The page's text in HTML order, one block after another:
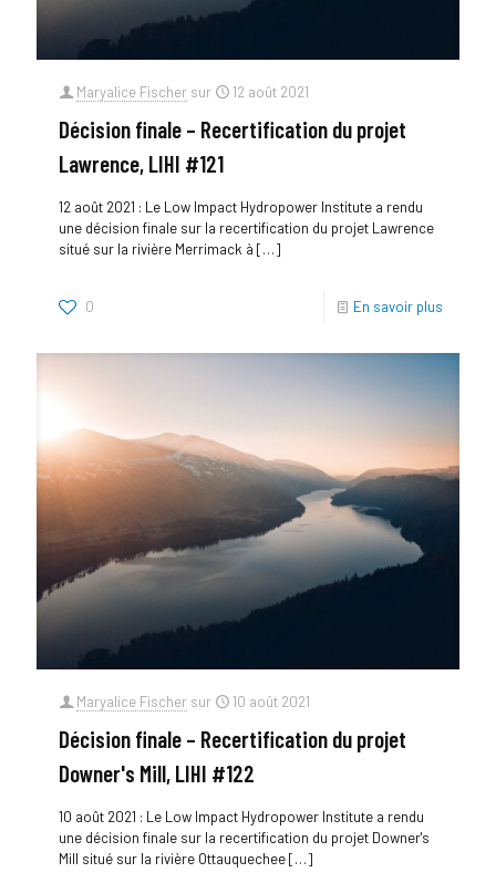
Maryalice Fischer sur 12 août 2021
Décision finale – Recertification du projet
Lawrence, LIHI #121
12 août 2021 : Le Low Impact Hydropower Institute a rendu
une décision finale sur la recertification du projet Lawrence
situé sur la rivière Merrimack à […]
0 En savoir plus
Maryalice Fischer sur 10 août 2021
Décision finale – Recertification du projet
Downer's Mill, LIHI #122
10 août 2021 : Le Low Impact Hydropower Institute a rendu
une décision finale sur la recertification du projet Downer's
Mill situé sur la rivière Ottauquechee[…]